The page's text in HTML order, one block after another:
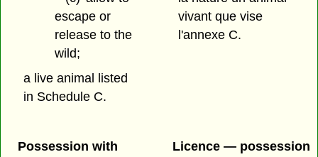
escape or
release to the
wild;
a live animal listed
in Schedule C.
vivant que vise
l'annexe C.
Possession with
Licence — possession